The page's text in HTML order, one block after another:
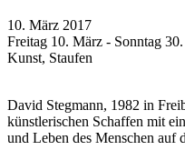
10. März 2017
Freitag 10. März - Sonntag
Kunst, Staufen
David Stegmann, 1982 in
künstlerischen Schaffen mit
und Leben des Menschen auf